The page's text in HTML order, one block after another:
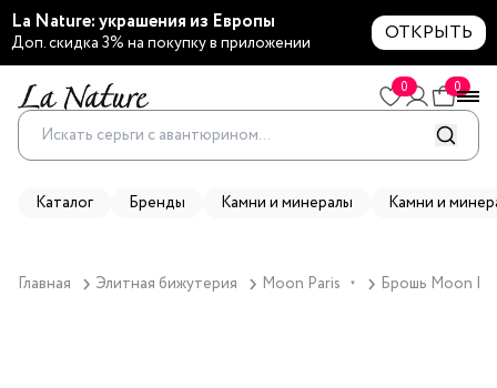
La Nature: украшения из Европы
Доп. скидка 3% на покупку в приложении ОТКРЫТЬ
0 0
Каталог Бренды Камни и минералы Камни и
Главная Элитная бижутерия Moon Paris ▼ Брошь Moon